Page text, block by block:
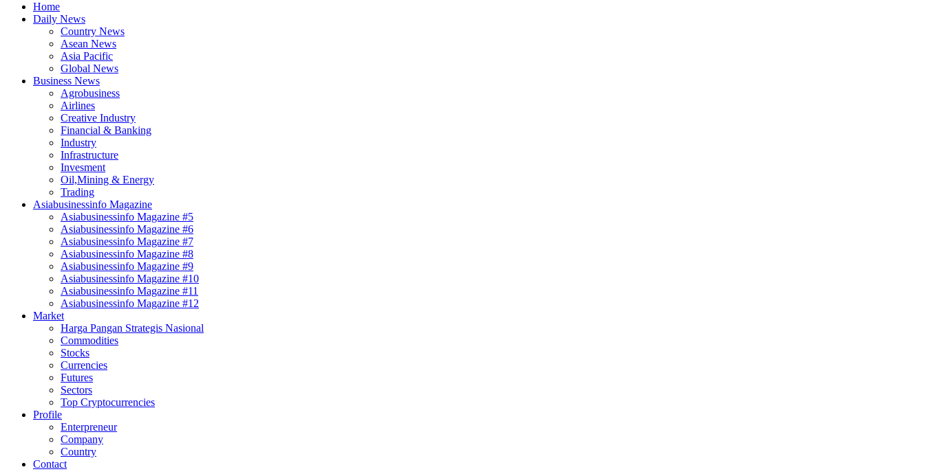
Home
Daily News
Country News
Asean News
Asia Pacific
Global News
Business News
Agrobusiness
Airlines
Creative Industry
Financial & Banking
Industry
Infrastructure
Invesment
Oil,Mining & Energy
Trading
Asiabusinessinfo Magazine
Asiabusinessinfo Magazine #5
Asiabusinessinfo Magazine #6
Asiabusinessinfo Magazine #7
Asiabusinessinfo Magazine #8
Asiabusinessinfo Magazine #9
Asiabusinessinfo Magazine #10
Asiabusinessinfo Magazine #11
Asiabusinessinfo Magazine #12
Market
Harga Pangan Strategis Nasional
Commodities
Stocks
Currencies
Futures
Sectors
Top Cryptocurrencies
Profile
Enterpreneur
Company
Country
Contact